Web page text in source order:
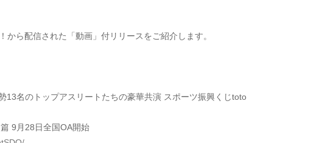
から配信された「動画」付リリースをご紹介します。
13名のトップアスリートたちの豪華共演 スポーツ振興くじtoto
9月28日全国OA開始